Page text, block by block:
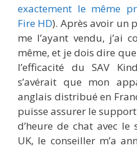
exactement le même
Fire HD). Après avoir un
me l’ayant vendu, j’ai
même, et je dois dire
l’efficacité du SAV
s’avérait que mon
anglais distribué en
puisse assurer le
d’heure de chat avec le
UK, le conseiller m’a